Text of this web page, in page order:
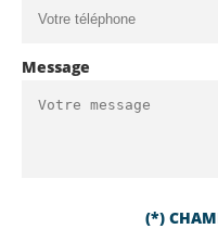
Message
(*)